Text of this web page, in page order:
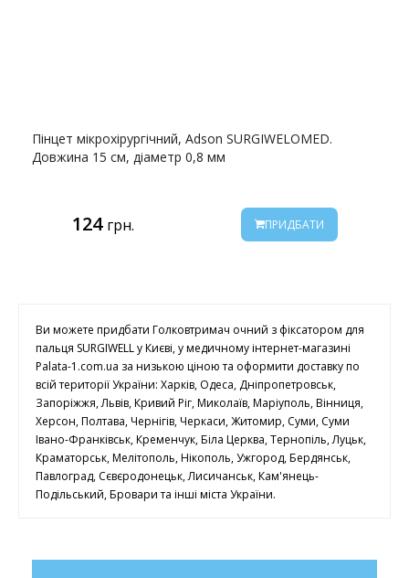
Пінцет мікрохірургічний, Adson SURGIWELOMED.
Довжина 15 см, діаметр 0,8 мм
124 грн. ПРИДБАТИ
Ви можете придбати Голковтримач очний з фіксатором для
пальця SURGIWELL у Києві, у медичному інтернет-магазині
Palata-1.com.ua за низькою ціною та оформити доставку по
всій території України: Харків, Одеса, Дніпропетровськ,
Запоріжжя, Львів, Кривий Ріг, Миколаїв, Маріуполь, Вінниця,
Херсон, Полтава, Чернігів, Черкаси, Житомир, Суми, Суми
Івано-Франківськ, Кременчук, Біла Церква, Тернопіль, Луцьк,
Краматорськ, Мелітополь, Нікополь, Ужгород, Бердянськ,
Павлоград, Сєвєродонецьк, Лисичанськ, Кам'янець-
Подільський, Бровари та інші міста України.